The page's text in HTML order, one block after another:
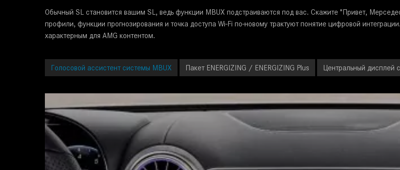
Обычный SL становится вашим SL, ведь функции MBUX подстраиваются под вас. Скажите "Привет,
профили, функции прогнозирования и точка доступа Wi-Fi по-новому трактуют понятие цифровой интеграции.
характерным для AMG контентом.
Голосовой ассистент системы MBUX Пакет ENERGIZING / ENERGIZING Plus Центральный дисплей